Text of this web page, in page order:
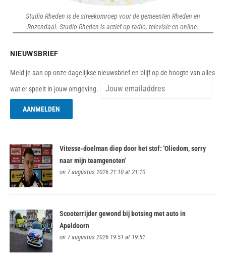
Studio Rheden is de streekomroep voor de gemeenten Rheden en
Rozendaal. Studio Rheden is actief op radio, televisie en online.
NIEUWSBRIEF
Meld je aan op onze dagelijkse nieuwsbrief en blijf op de hoogte van alles
wat er speelt in jouw omgeving.
Vitesse-doelman diep door het stof: 'Oliedom, sorry
naar mijn teamgenoten'
on 7 augustus 2026 21:10 at 21:10
Scooterrijder gewond bij botsing met auto in
Apeldoorn
on 7 augustus 2026 19:51 at 19:51